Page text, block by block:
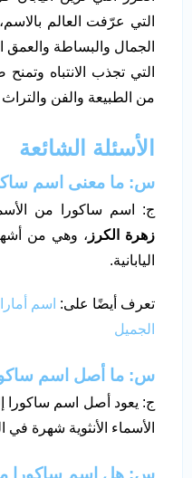
التي عرّفت العالم
الجمال والبساطة والعمق
التي تجذب الانتباه
من الطبيعة والفن والتراث
الأسئلة الشائعة
س: ما معنى اسم
ج: اسم ساكورا من
زهرة الكرز ، وهي من
اليابانية.
تعرف أيضًا على: اسم
الجميل
س: ما أصل اسم
ج: يعود أصل اسم ساكورا
الأسماء الأنثوية شهرة في